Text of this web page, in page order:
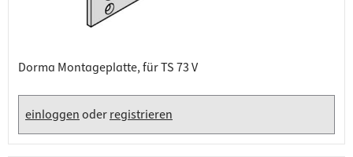
Dorma Montageplatte, für TS 73 V
einloggenoderregistrieren